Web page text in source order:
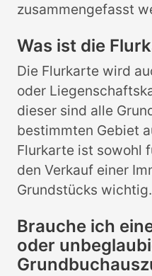
zusammengefasst
Was ist die
Die Flurkarte wird
oder
dieser sind alle
bestimmten Gebiet
Flurkarte ist sowohl
den Verkauf einer
Grundstücks wichtig.
Brauche ich
oder